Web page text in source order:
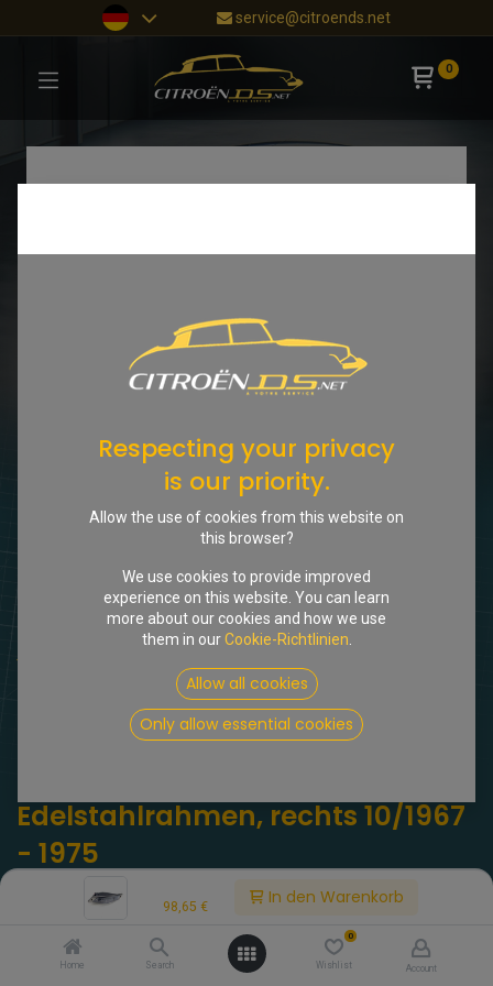
98,65 € In den Warenkorb
Home Search
0
Wishlist Account
service@citroends.net
0
Blinker vorne weiß, mit Edelstahlrahmen, rechts 10/1967 -
Edelstahlrahmen, rechts 10/1967
- 1975
(0 Rezension)
originalgetreue Nachfertigung
Respecting your privacy
is our priority.
Allow the use of cookies from this website on
this browser?
We use cookies to provide improved
experience on this website. You can learn
more about our cookies and how we use
them in ourCookie-Richtlinien
Allow all cookies
Only allow essential cookies